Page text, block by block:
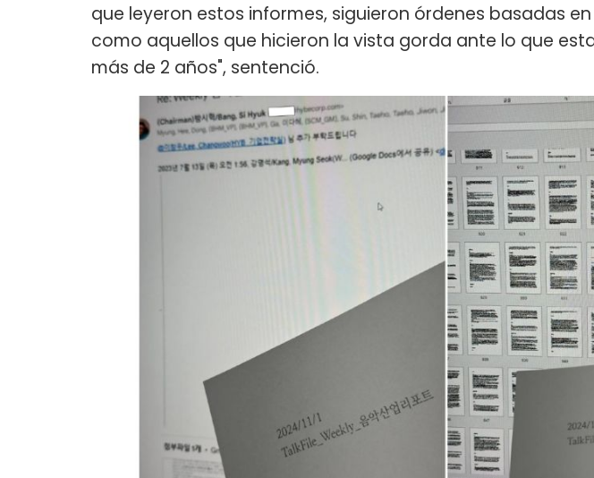
que leyeron estos informes, siguieron órdenes basadas
como aquellos que hicieron la vista gorda ante lo que
más de 2 años", sentenció.